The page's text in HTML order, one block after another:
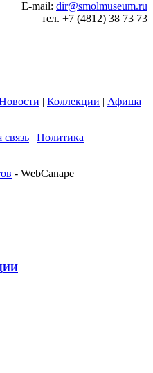
E-mail: dir@smolmuseum.ru
тел. +7 (4812) 38 73 73
| Коллекции | Афиша |
связь | Политика
- WebCanape